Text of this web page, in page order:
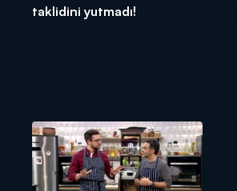
taklidini yutmadı!